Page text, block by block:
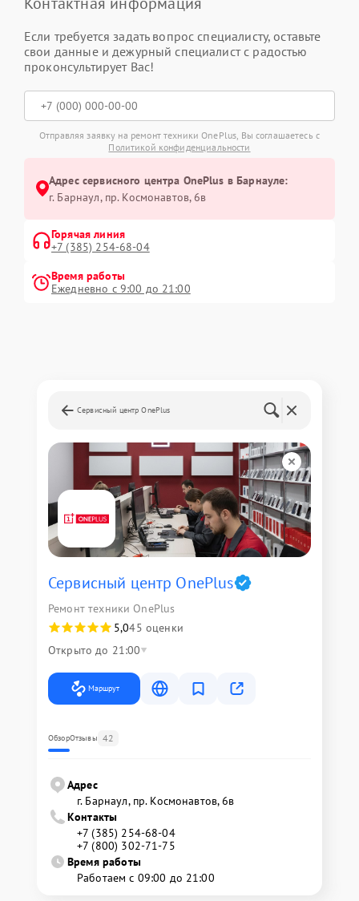
Если требуется задать вопрос специалисту, оставьте
свои данные и дежурный специалист с радостью
проконсультирует Вас!
Отправляя заявку на ремонт техники OnePlus, Вы соглашаетесь с
Политикой конфиденциальности
Адрес сервисного центра OnePlus в Барнауле:
г. Барнаул, ​пр. Космонавтов, 6в
Горячая линия
+7 (385) 254-68-04
Время работы
Ежедневно с 9:00 до 21:00
Сервисный центр OnePlus
Сервисный центр OnePlus
Ремонт техники OnePlus
5,045 оценки
Открыто до 21:00
Маршрут
ОбзорОтзывы 42
Адрес
г. Барнаул, ​пр. Космонавтов, 6в
Контакты
+7 (385) 254-68-04
+7 (800) 302-71-75
Время работы
Работаем с 09:00 до 21:00